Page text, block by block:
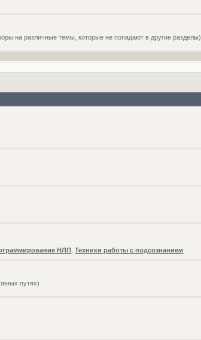
на различные темы, которые не попадают в другие разделы)
НЛП ,Техники работы с подсознанием
путях)